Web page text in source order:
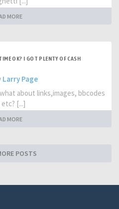
MORE
OK? I GOT PLENTY OF CASH
Larry Page
about links,images, bbcodes
[...]
MORE
POSTS